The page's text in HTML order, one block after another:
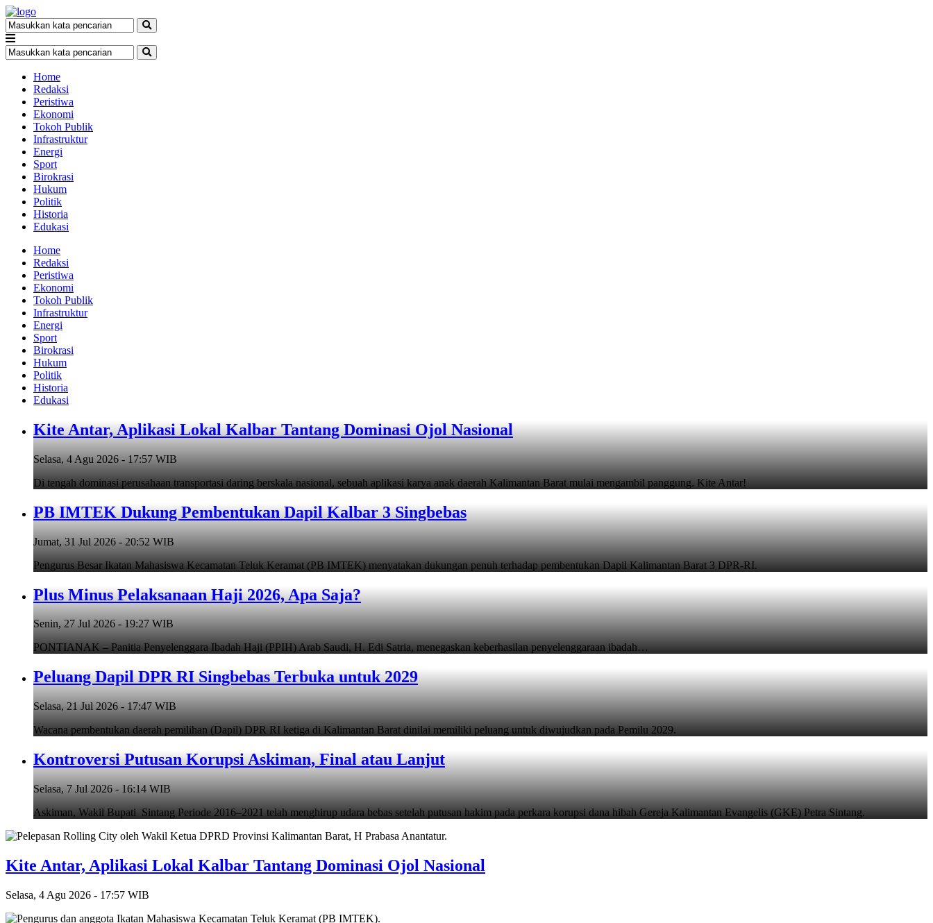
Home
Redaksi
Peristiwa
Ekonomi
Tokoh Publik
Infrastruktur
Energi
Sport
Birokrasi
Hukum
Politik
Historia
Edukasi
Home
Redaksi
Peristiwa
Ekonomi
Tokoh Publik
Infrastruktur
Energi
Sport
Birokrasi
Hukum
Politik
Historia
Edukasi
Kite Antar, Aplikasi Lokal Kalbar Tantang Dominasi Ojol Nasional
Selasa, 4 Agu 2026 - 17:57 WIB
Di tengah dominasi perusahaan transportasi daring berskala nasional, sebuah aplikasi karya anak daerah Kalimantan Barat mulai mengambil panggung. Kite Antar!
PB IMTEK Dukung Pembentukan Dapil Kalbar 3 Singbebas
Jumat, 31 Jul 2026 - 20:52 WIB
Pengurus Besar Ikatan Mahasiswa Kecamatan Teluk Keramat (PB IMTEK) menyatakan dukungan penuh terhadap pembentukan Dapil Kalimantan Barat 3 DPR-RI.
Plus Minus Pelaksanaan Haji 2026, Apa Saja?
Senin, 27 Jul 2026 - 19:27 WIB
PONTIANAK – Panitia Penyelenggara Ibadah Haji (PPIH) Arab Saudi, H. Edi Satria, menegaskan keberhasilan penyelenggaraan ibadah…
Peluang Dapil DPR RI Singbebas Terbuka untuk 2029
Selasa, 21 Jul 2026 - 17:47 WIB
Wacana pembentukan daerah pemilihan (Dapil) DPR RI ketiga di Kalimantan Barat dinilai memiliki peluang untuk diwujudkan pada Pemilu 2029.
Kontroversi Putusan Korupsi Askiman, Final atau Lanjut
Selasa, 7 Jul 2026 - 16:14 WIB
Askiman, Wakil Bupati Sintang Periode 2016–2021 telah menghirup udara bebas setelah putusan hakim pada perkara korupsi dana hibah Gereja Kalimantan Evangelis (GKE) Petra Sintang.
Kite Antar, Aplikasi Lokal Kalbar Tantang Dominasi Ojol Nasional
Selasa, 4 Agu 2026 - 17:57 WIB